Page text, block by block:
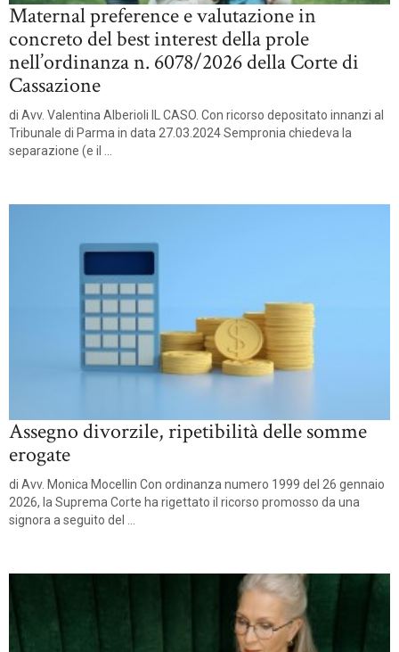
Maternal preference e valutazione in
concreto del best interest della prole
nell’ordinanza n. 6078/2026 della Corte di
Cassazione
di Avv. Valentina Alberioli IL CASO. Con ricorso depositato innanzi al
Tribunale di Parma in data 27.03.2024 Sempronia chiedeva la
separazione (e il ...
Assegno divorzile, ripetibilità delle somme
erogate
di Avv. Monica Mocellin Con ordinanza numero 1999 del 26 gennaio
2026, la Suprema Corte ha rigettato il ricorso promosso da una
signora a seguito del ...